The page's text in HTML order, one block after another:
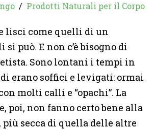
Prodotti Naturali per il Corpo
lisci come quelli di un
può. E non c’è bisogno di
Sono lontani i tempi in
erano soffici e levigati: ormai
molti calli e “opachi”. La
poi, non fanno certo bene alla
secca di quella delle altre